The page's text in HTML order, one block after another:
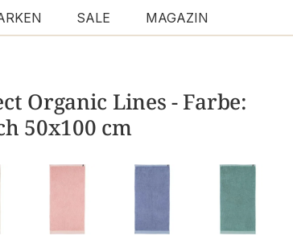
SALE MAGAZIN
Organic Lines - Farbe:
50x100 cm